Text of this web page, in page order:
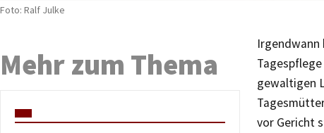
Foto: Ralf Julke
Irgendwann
gewaltigen
vor Gericht
Mehr zum Thema